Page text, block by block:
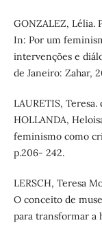
GONZALEZ,
In: Por um
intervenções e
de Janeiro: Zahar,
LAURETIS,
HOLLANDA,
feminismo como
p.206- 242.
LERSCH, Teresa
O conceito de
para transformar a